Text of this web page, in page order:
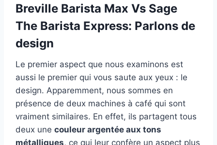
Breville Barista Max Vs Sage
The Barista Express: Parlons de
design
Le premier aspect que nous examinons est
aussi le premier qui vous saute aux yeux : le
design. Apparemment, nous sommes en
présence de deux machines à café qui sont
vraiment similaires. En effet, ils partagent tous
deux une couleur argentée aux tons
métalliques, ce qui leur confère un aspect plus